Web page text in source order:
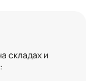
складах и